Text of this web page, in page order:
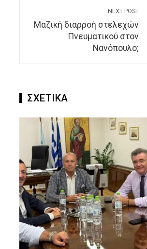
NEXT POST
Μαζική διαρροή στελεχών
Πνευματικού στον
Νανόπουλο;
ΣΧΕΤΙΚΑ